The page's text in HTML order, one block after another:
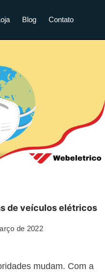
Blog Contato
de veículos elétricos
de 2022
mudam. Com a